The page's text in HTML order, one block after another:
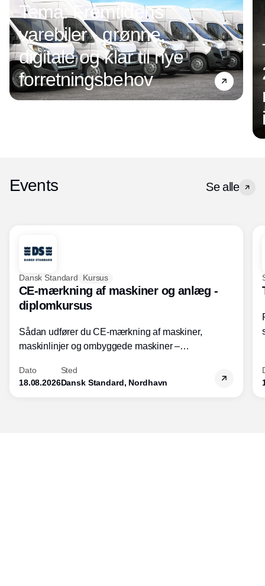
Tema: Fremtidens
varebiler - grønne,
digitale og klar til nye
forretningsbehov
Events Se alle
Dansk Standard Kursus
CE-mærkning af maskiner og anlæg -
diplomkursus
Sådan udfører du CE-mærkning af maskiner,
maskinlinjer og ombyggede maskiner –
Dato
18.08.2026
Sted
Dansk Standard, Nordhavn